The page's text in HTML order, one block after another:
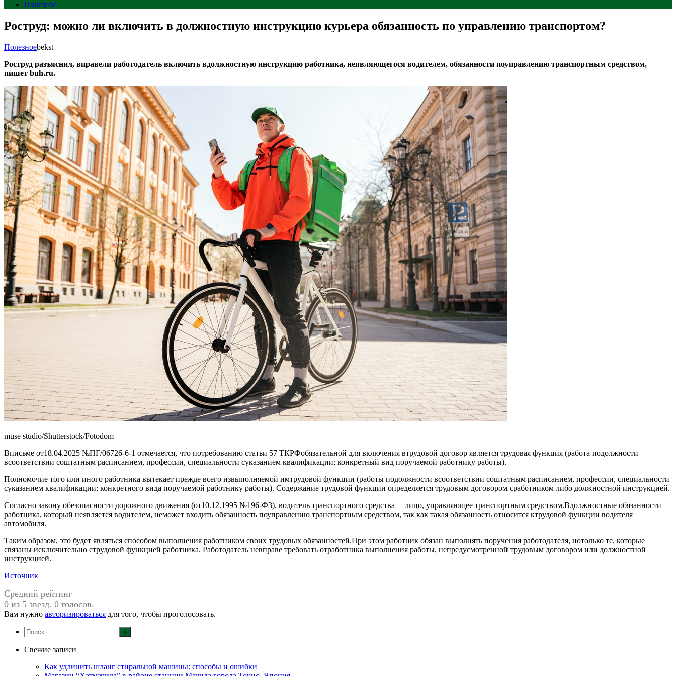
Полезное
Роструд: можно ли включить в должностную инструкцию курьера обязанность по управлению транспортом?
Полезноеbekst
Роструд разъяснил, вправели работодатель включить вдолжностную инструкцию работника, неявляющегося водителем, обязанности поуправлению транспортным средством,
пишет buh.ru.
muse studio/Shutterstock/Fotodom
Вписьме от18.04.2025 №ПГ/06726-6-1 отмечается, что потребованию статьи 57 ТКРФобязательной для включения втрудовой договор является трудовая функция (работа подолжности
всоответствии соштатным расписанием, профессии, специальности суказанием квалификации; конкретный вид поручаемой работнику работы).
Полномочие того или иного работника вытекает прежде всего извыполняемой имтрудовой функции (работы подолжности всоответствии соштатным расписанием, профессии, специальности
суказанием квалификации; конкретного вида поручаемой работнику работы). Содержание трудовой функции определяется трудовым договором сработником либо должностной инструкцией.
Согласно закону обезопасности дорожного движения (от10.12.1995 №196-ФЗ), водитель транспортного средства— лицо, управляющее транспортным средством.Вдолжностные обязанности
работника, который неявляется водителем, неможет входить обязанность поуправлению транспортным средством, так как такая обязанность относится ктрудовой функции водителя
автомобиля.
Таким образом, это будет являться способом выполнения работником своих трудовых обязанностей.При этом работник обязан выполнять поручения работодателя, нотолько те, которые
связаны исключительно струдовой функцией работника. Работодатель невправе требовать отработника выполнения работы, непредусмотренной трудовым договором или должностной
инструкцией.
Источник
Средний рейтинг
0 из 5 звезд. 0 голосов.
Вам нужно авторизироваться для того, чтобы проголосовать.
Свежие записи
Как удлинить шланг стиральной машины: способы и ошибки